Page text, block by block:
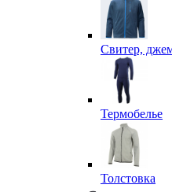
Свитер,
Термобелье
Толстовка